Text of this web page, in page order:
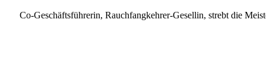
Co-Geschäftsführerin, Rauchfangkehrer-Gesellin, strebt die